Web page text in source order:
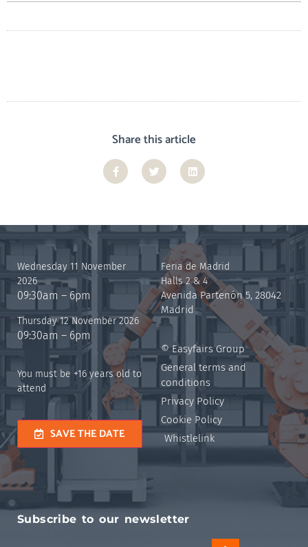
Share this article
Wednesday 11 November
2026
09:30am – 6pm
Thursday 12 November 2026
09:30am – 6pm
You must be +16 years old to
attend
SAVE THE DATE
Feria de Madrid
Halls 2 & 4
Avenida Partenón 5, 28042
Madrid
© Easyfairs Group
General terms and
conditions
Privacy Policy
Cookie Policy
Whistlelink
Subscribe to our newsletter